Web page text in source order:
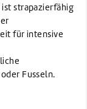
strapazierfähig
für intensive
Fusseln.